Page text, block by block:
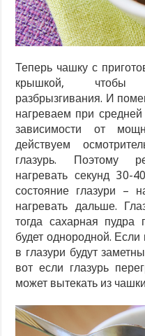
Теперь чашку с
крышкой, чтобы
разбрызгивания. И
нагреваем при
зависимости от
действуем
глазурь. Поэтому
нагревать секунд 30-
состояние глазури –
нагревать дальше.
тогда сахарная пудра
будет однородной. Если
в глазури будут
вот если глазурь
может вытекать из